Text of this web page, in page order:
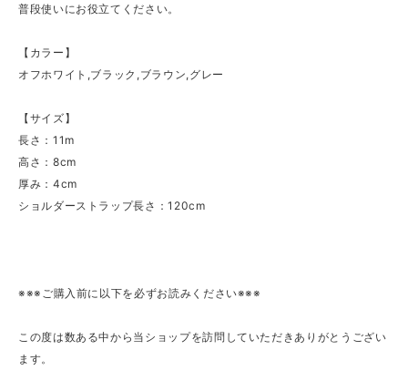
普段使いにお役立てください。
【カラー】
オフホワイト,ブラック,ブラウン,グレー
【サイズ】
長さ：11m
高さ：8cm
厚み：4cm
ショルダーストラップ長さ：120cm
※※※ご購入前に以下を必ずお読みください※※※
この度は数ある中から当ショップを訪問していただきありがとうござい
ます。